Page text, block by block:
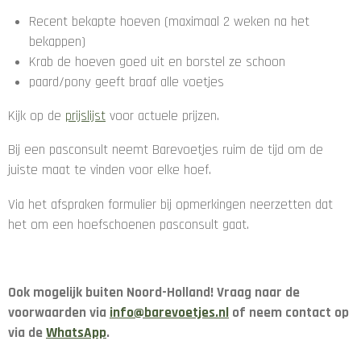
Recent bekapte hoeven (maximaal 2 weken na het
bekappen)
Krab de hoeven goed uit en borstel ze schoon
paard/pony geeft braaf alle voetjes
Kijk op de prijslijst voor actuele prijzen.
Bij een pasconsult neemt Barevoetjes ruim de tijd om de
juiste maat te vinden voor elke hoef.
Via het afspraken formulier bij opmerkingen neerzetten dat
het om een hoefschoenen pasconsult gaat.
Ook mogelijk buiten Noord-Holland!Vraag naar de
voorwaarden via info@barevoetjes.nl of neem contact op
via deWhatsApp.